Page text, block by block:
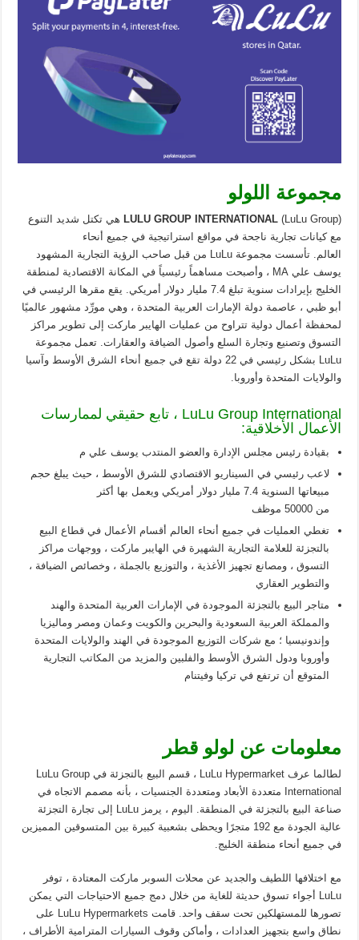
مجموعة اللولو
LULU GROUP INTERNATIONAL (LuLu Group) هي تكتل شديد التنوع
مع كيانات تجارية ناجحة في مواقع استراتيجية في جميع أنحاء
العالم. تأسست مجموعة LuLu من قبل صاحب الرؤية التجارية المشهود
يوسف علي MA ، وأصبحت مساهماً رئيسياً في المكانة الاقتصادية لمنطقة
الخليج بإيرادات سنوية تبلغ 7.4 مليار دولار أمريكي. يقع مقرها الرئيسي في
أبو ظبي ، عاصمة دولة الإمارات العربية المتحدة ، وهي مورِّد مشهور عالميًا
لمحفظة أعمال دولية تتراوح من عمليات الهايبر ماركت إلى تطوير مراكز
التسوق وتصنيع وتجارة السلع وأصول الضيافة والعقارات. تعمل مجموعة
LuLu بشكل رئيسي في 22 دولة تقع في جميع أنحاء الشرق الأوسط وآسيا
والولايات المتحدة وأوروبا.
LuLu Group International ، تابع حقيقي لممارسات
الأعمال الأخلاقية:
بقيادة رئيس مجلس الإدارة والعضو المنتدب يوسف علي م
لاعب رئيسي في السيناريو الاقتصادي للشرق الأوسط ، حيث يبلغ حجم
مبيعاتها السنوية 7.4 مليار دولار أمريكي ويعمل بها أكثر
من 50000 موظف
تغطي العمليات في جميع أنحاء العالم أقسام الأعمال في قطاع البيع
بالتجزئة للعلامة التجارية الشهيرة في الهايبر ماركت ، ووجهات مراكز
التسوق ، ومصانع تجهيز الأغذية ، والتوزيع بالجملة ، وخصائص الضيافة ،
والتطوير العقاري
متاجر البيع بالتجزئة الموجودة في الإمارات العربية المتحدة والهند
والمملكة العربية السعودية والبحرين والكويت وعمان ومصر وماليزيا
وإندونيسيا ؛ مع شركات التوزيع الموجودة في الهند والولايات المتحدة
وأوروبا ودول الشرق الأوسط والفلبين والمزيد من المكاتب التجارية
المتوقع أن ترتفع في تركيا وفيتنام
معلومات عن لولو قطر
لطالما عرف LuLu Hypermarket ، قسم البيع بالتجزئة في LuLu Group
International متعددة الأبعاد ومتعددة الجنسيات ، بأنه مصمم الاتجاه في
صناعة البيع بالتجزئة في المنطقة. اليوم ، يرمز LuLu إلى تجارة التجزئة
عالية الجودة مع 192 متجرًا ويحظى بشعبية كبيرة بين المتسوقين المميزين
في جميع أنحاء منطقة الخليج.
مع اختلافها اللطيف والجديد عن محلات السوبر ماركت المعتادة ، توفر
LuLu أجواء تسوق حديثة للغاية من خلال دمج جميع الاحتياجات التي يمكن
تصورها للمستهلكين تحت سقف واحد. قامت LuLu Hypermarkets على
نطاق واسع بتجهيز العدادات ، وأماكن وقوف السيارات المترامية الأطراف ،